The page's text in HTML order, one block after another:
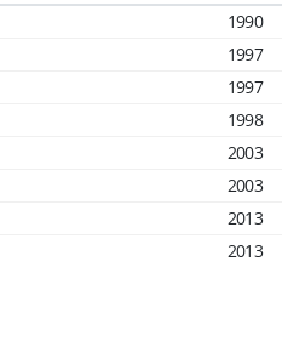
1990
1997
1997
1998
2003
2003
2013
2013